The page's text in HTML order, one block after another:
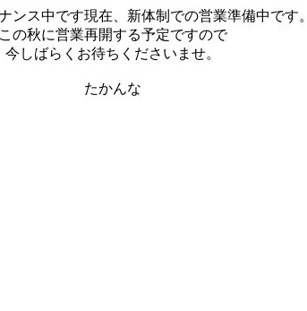
ンス中です現在、新体制での営業準備中です。
この秋に営業再開する予定ですので
今しばらくお待ちくださいませ。
たかんな